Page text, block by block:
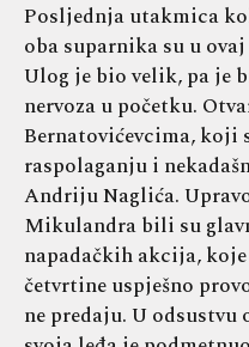
Posljednja utakmica
oba suparnika su u
Ulog je bio velik, pa je
nervoza u početku.
Bernatovićevcima, koji
raspolaganju i
Andriju Naglića.
Mikulandra bili su
napadačkih akcija,
četvrtine uspješno
ne predaju. U odsustvu